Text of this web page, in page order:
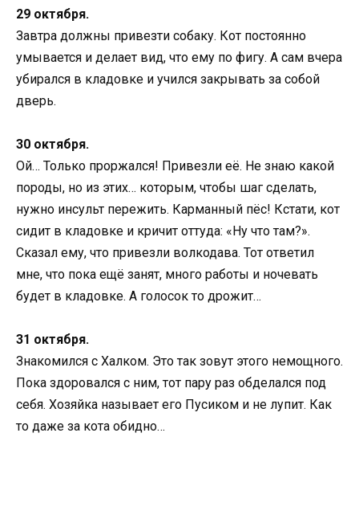
29 октября.
Завтра должны привезти собаку. Кот постоянно
умывается и делает вид, что ему по фигу. А сам вчера
убирался в кладовке и учился закрывать за собой
дверь.
30 октября.
Ой… Только проржался! Привезли её. Не знаю какой
породы, но из этих… которым, чтобы шаг сделать,
нужно инсульт пережить. Карманный пёс! Кстати, кот
сидит в кладовке и кричит оттуда: «Ну что там?».
Сказал ему, что привезли волкодава. Тот ответил
мне, что пока ещё занят, много работы и ночевать
будет в кладовке. А голосок то дрожит…
31 октября.
Знакомился с Халком. Это так зовут этого немощного.
Пока здоровался с ним, тот пару раз обделался под
себя. Хозяйка называет его Пусиком и не лупит. Как
то даже за кота обидно…